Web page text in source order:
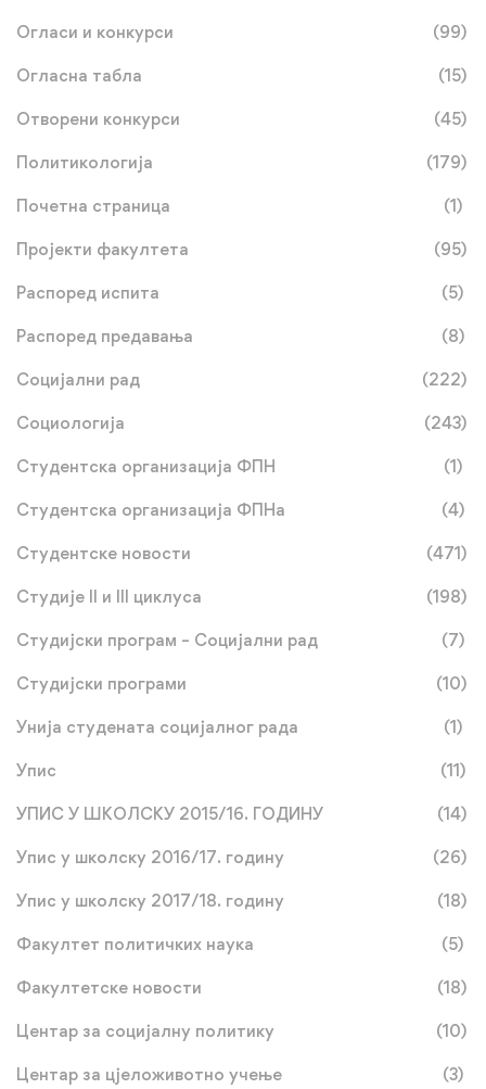
Огласи и конкурси (99)
Огласна табла (15)
Отворени конкурси (45)
Политикологија (179)
Почетна страница (1)
Пројекти факултета (95)
Распоред испита (5)
Распоред предавања (8)
Социјални рад (222)
Социологија (243)
Студентска организација ФПН (1)
Студентска организација ФПНа (4)
Студентске новости (471)
Студије II и III циклуса (198)
Студијски програм – Социјални рад (7)
Студијски програми (10)
Унија студената социјалног рада (1)
Упис (11)
УПИС У ШКОЛСКУ 2015/16. ГОДИНУ (14)
Упис у школску 2016/17. годину (26)
Упис у школску 2017/18. годину (18)
Факултет политичких наука (5)
Факултетске новости (18)
Центар за социјалну политику (10)
Центар за цјеложивотно учење (3)